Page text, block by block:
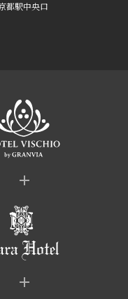
都駅中央口